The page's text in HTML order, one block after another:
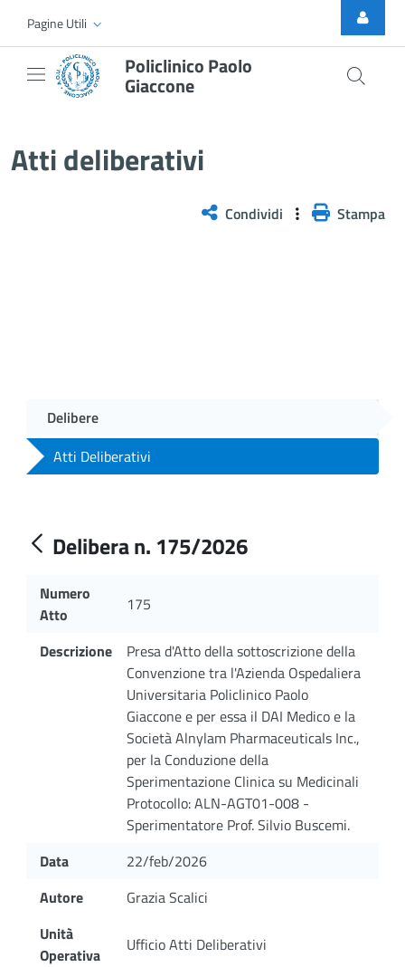
Skip to Main Content
Pagine Utili
Policlinico Paolo
Giaccone
Atti deliberativi
Condividi Stampa
Delibere
Atti Deliberativi
Delibera n. 175/2026
Numero
Atto
175
Descrizione
Presa d'Atto della sottoscrizione della
Convenzione tra l'Azienda Ospedaliera
Universitaria Policlinico Paolo
Giaccone e per essa il DAI Medico e la
Società Alnylam Pharmaceuticals Inc.,
per la Conduzione della
Sperimentazione Clinica su Medicinali
Protocollo: ALN-AGT01-008 -
Sperimentatore Prof. Silvio Buscemi.
Data
22/feb/2026
Autore
Grazia Scalici
Unità
Operativa
Ufficio Atti Deliberativi